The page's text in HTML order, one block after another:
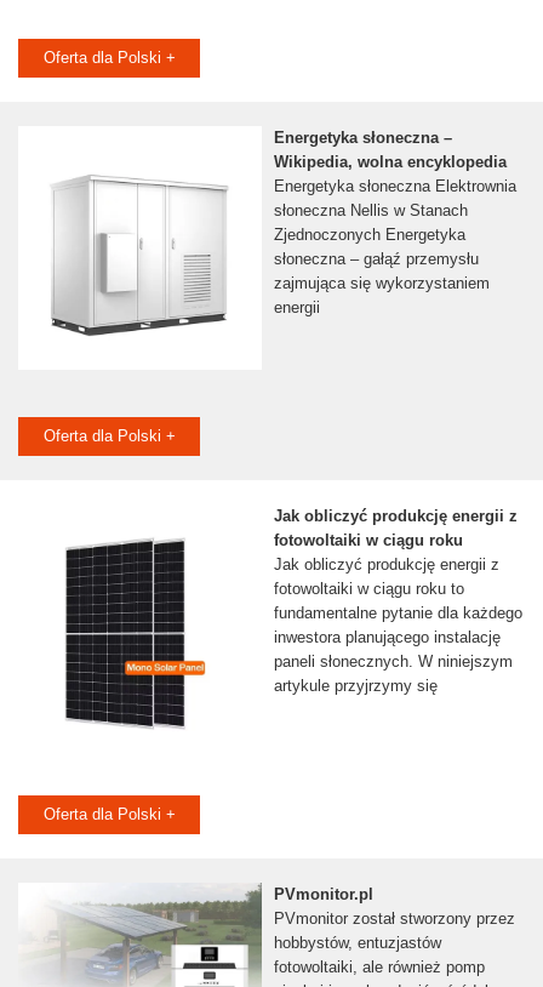
Oferta dla Polski +
Energetyka słoneczna –
Wikipedia, wolna encyklopedia
Energetyka słoneczna Elektrownia
słoneczna Nellis w Stanach
Zjednoczonych Energetyka
słoneczna – gałąź przemysłu
zajmująca się wykorzystaniem
energii
Oferta dla Polski +
Jak obliczyć produkcję energii z
fotowoltaiki w ciągu roku
Jak obliczyć produkcję energii z
fotowoltaiki w ciągu roku to
fundamentalne pytanie dla każdego
inwestora planującego instalację
paneli słonecznych. W niniejszym
artykule przyjrzymy się
Oferta dla Polski +
PVmonitor.pl
PVmonitor został stworzony przez
hobbystów, entuzjastów
fotowoltaiki, ale również pomp